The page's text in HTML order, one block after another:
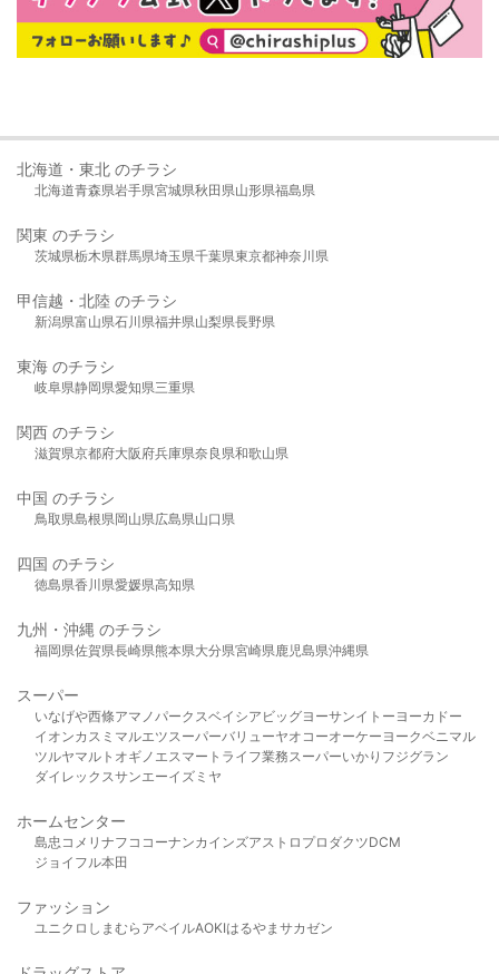
北海道・東北 のチラシ
北海道青森県岩手県宮城県秋田県山形県福島県
関東 のチラシ
茨城県栃木県群馬県埼玉県千葉県東京都神奈川県
甲信越・北陸 のチラシ
新潟県富山県石川県福井県山梨県長野県
東海 のチラシ
岐阜県静岡県愛知県三重県
関西 のチラシ
滋賀県京都府大阪府兵庫県奈良県和歌山県
中国 のチラシ
鳥取県島根県岡山県広島県山口県
四国 のチラシ
徳島県香川県愛媛県高知県
九州・沖縄 のチラシ
福岡県佐賀県長崎県熊本県大分県宮崎県鹿児島県沖縄県
スーパー
いなげや西條アマノパークスベイシア ビッグヨーサンイトーヨーカドー
イオンカスミ マルエツスーパーバリューヤオコーオーケー ヨークベニマル
ツルヤマルト オギノ エスマート ライフ業務スーパーいかり フジグラン
ダイレックスサンエーイズミヤ
ホームセンター
島忠 コメリ ナフコ コーナンカインズアストロプロダクツDCM
ジョイフル本田
ファッション
ユニクロ しまむら アベイルAOKIはるやま サカゼン